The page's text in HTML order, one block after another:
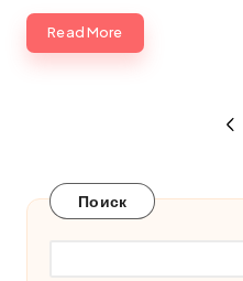
Read More
Поиск